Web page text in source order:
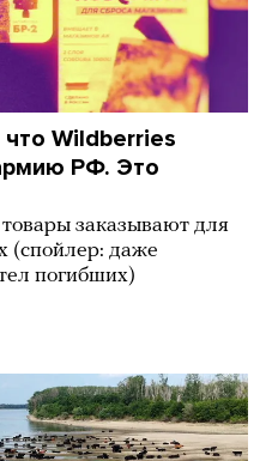
Wildberries
РФ. Это
заказывают для
(спойлер: даже
погибших)